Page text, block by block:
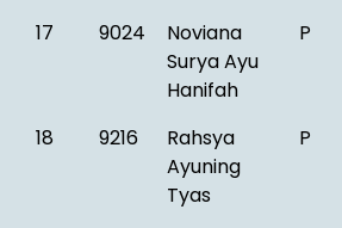
17 9024
Noviana
Surya Ayu
Hanifah
P
18 9216
Rahsya
Ayuning
Tyas
P